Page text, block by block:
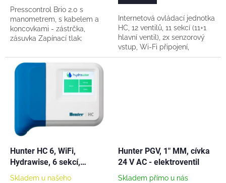
Presscontrol Brio 2.0 s
manometrem, s kabelem a
koncovkami - zástrčka,
zásuvka Zapínací tlak:
proud: 12A Připojovací závity:
1"
Internetová ovládací jednotka
HC, 12 ventilů, 11 sekcí (11+1
hlavní ventil), 2x senzorový
vstup, Wi-Fi připojení,
vzdálená správa Hunter
Hunter HC 6, WiFi,
Hydrawise, 6 sekcí,
interiérová
Skladem u našeho
Hunter PGV, 1" MM, cívka
24 V AC - elektroventil
Skladem přímo u nás